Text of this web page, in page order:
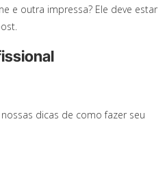
e outra impressa? Ele deve estar
dicas de como fazer seu